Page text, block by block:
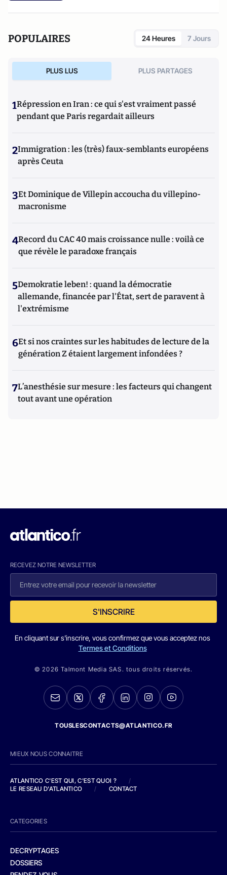
POPULAIRES 24 Heures 7 Jours
PLUS LUS PLUS PARTAGES
1Répression en Iran : ce qui s'est vraiment passé
pendant que Paris regardait ailleurs
2Immigration : les (très) faux-semblants européens
après Ceuta
3Et Dominique de Villepin accoucha du villepino-
macronisme
4Record du CAC 40 mais croissance nulle : voilà ce
que révèle le paradoxe français
5Demokratie leben! : quand la démocratie
allemande, financée par l'État, sert de paravent à
l'extrémisme
6Et si nos craintes sur les habitudes de lecture de la
génération Z étaient largement infondées ?
7L’anesthésie sur mesure : les facteurs qui changent
tout avant une opération
RECEVEZ NOTRE NEWSLETTER
S'INSCRIRE
En cliquant sur s'inscrire, vous confirmez que vous acceptez nos
Termes et Conditions
© 2026 Talmont Media SAS. tous droits réservés.
TOUSLESCONTACTS@ATLANTICO.FR
MIEUX NOUS CONNAITRE
ATLANTICO C'EST QUI, C'EST QUOI ?
/
LE RESEAU D'ATLANTICO
/ CONTACT
CATEGORIES
DECRYPTAGES
DOSSIERS